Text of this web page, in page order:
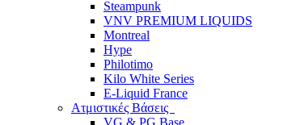
Steampunk
VNV PREMIUM LIQUIDS
Montreal
Hype
Philotimo
Kilo White Series
E-Liquid France
Ατμιστικές Βάσεις
VG & PG Base